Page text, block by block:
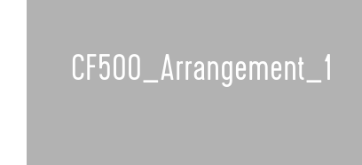
CF500_Arrangement_1